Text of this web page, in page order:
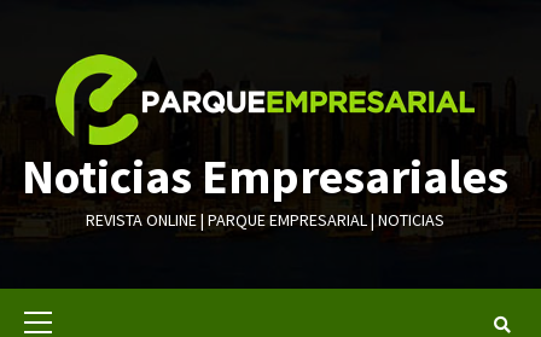
contenido
Noticias Empresariales
REVISTA ONLINE | PARQUE EMPRESARIAL | NOTICIAS